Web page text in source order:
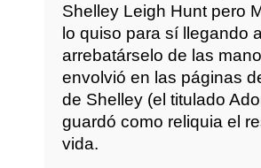
Shelley Leigh Hunt pero
lo quiso para sí llegando a
arrebatárselo de las
envolvió en las páginas
de Shelley (el titulado
guardó como reliquia el
vida.